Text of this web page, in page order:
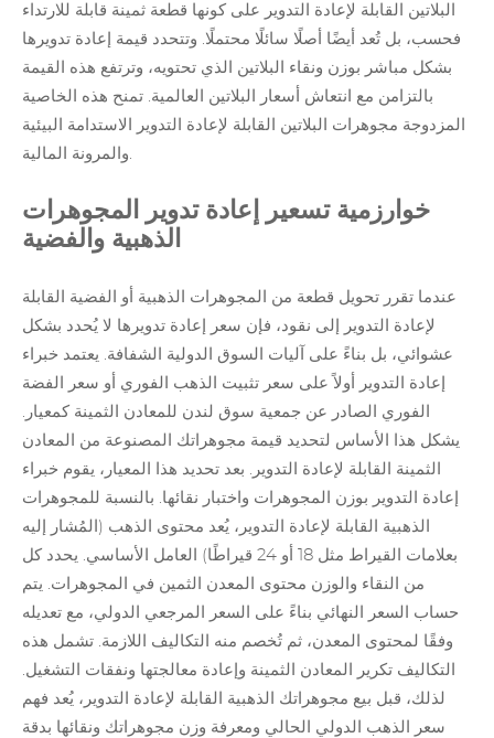
البلاتين القابلة لإعادة التدوير على كونها قطعة ثمينة قابلة للارتداء
فحسب، بل تُعد أيضًا أصلًا سائلًا محتملًا. وتتحدد قيمة إعادة تدويرها
بشكل مباشر بوزن ونقاء البلاتين الذي تحتويه، وترتفع هذه القيمة
بالتزامن مع انتعاش
أسعار البلاتين العالمية. تمنح هذه الخاصية
المزدوجة مجوهرات البلاتين القابلة لإعادة التدوير الاستدامة البيئية
والمرونة المالية.
خوارزمية تسعير إعادة تدوير المجوهرات
الذهبية والفضية
عندما تقرر تحويل قطعة من المجوهرات الذهبية أو الفضية القابلة
لإعادة التدوير إلى نقود، فإن سعر إعادة تدويرها لا يُحدد بشكل
عشوائي، بل بناءً على آليات السوق الدولية الشفافة. يعتمد خبراء
إعادة التدوير أولاً على سعر تثبيت الذهب الفوري أو سعر الفضة
الفوري الصادر عن جمعية سوق لندن للمعادن الثمينة كمعيار.
يشكل هذا الأساس لتحديد قيمة مجوهراتك المصنوعة من المعادن
الثمينة القابلة لإعادة التدوير. بعد تحديد هذا المعيار، يقوم خبراء
إعادة التدوير بوزن المجوهرات واختبار نقائها. بالنسبة للمجوهرات
الذهبية القابلة لإعادة التدوير، يُعد محتوى الذهب (المُشار إليه
بعلامات القيراط مثل 18 أو 24 قيراطًا) العامل الأساسي. يحدد كل
من النقاء والوزن محتوى المعدن الثمين في المجوهرات. يتم
حساب السعر النهائي بناءً على السعر المرجعي الدولي، مع تعديله
وفقًا لمحتوى المعدن، ثم تُخصم منه التكاليف اللازمة. تشمل هذه
التكاليف تكرير المعادن الثمينة وإعادة معالجتها ونفقات التشغيل.
لذلك، قبل بيع مجوهراتك الذهبية القابلة لإعادة التدوير، يُعد فهم
سعر الذهب الدولي الحالي ومعرفة وزن مجوهراتك ونقائها بدقة